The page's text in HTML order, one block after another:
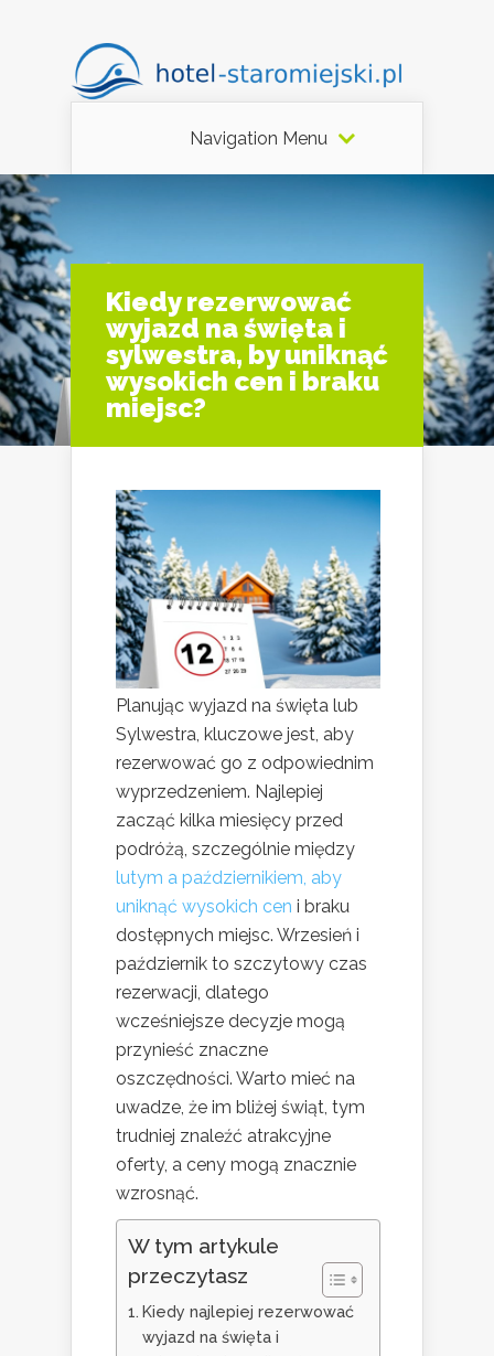
Navigation Menu
Kiedy rezerwować
wyjazd na święta i
sylwestra, by uniknąć
wysokich cen i braku
miejsc?
Planując wyjazd na święta lub
Sylwestra, kluczowe jest, aby
rezerwować go z odpowiednim
wyprzedzeniem. Najlepiej
zacząć kilka miesięcy przed
podróżą, szczególnie między
lutym a październikiem, aby
uniknąć wysokich cen i braku
dostępnych miejsc. Wrzesień i
październik to szczytowy czas
rezerwacji, dlatego
wcześniejsze decyzje mogą
przynieść znaczne
oszczędności. Warto mieć na
uwadze, że im bliżej świąt, tym
trudniej znaleźć atrakcyjne
oferty, a ceny mogą znacznie
wzrosnąć.
W tym artykule
przeczytasz
Kiedy najlepiej rezerwować
wyjazd na święta i